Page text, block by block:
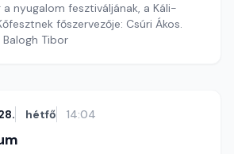
a nyugalom fesztiváljának, a Káli-
főszervezője: Csúri Ákos.
Balogh Tibor
hétfő 14:04